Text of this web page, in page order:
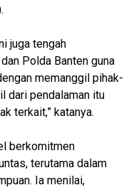
juga tengah
Polda Banten guna
memanggil pihak-
dari pendalaman itu
terkait,” katanya.
berkomitmen
terutama dalam
Ia menilai,